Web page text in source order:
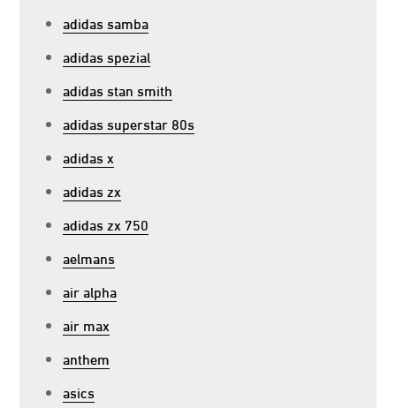
adidas samba
adidas spezial
adidas stan smith
adidas superstar 80s
adidas x
adidas zx
adidas zx 750
aelmans
air alpha
air max
anthem
asics